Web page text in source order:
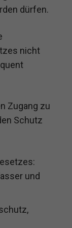
dürfen.
nicht
Zugang zu
Schutz
und